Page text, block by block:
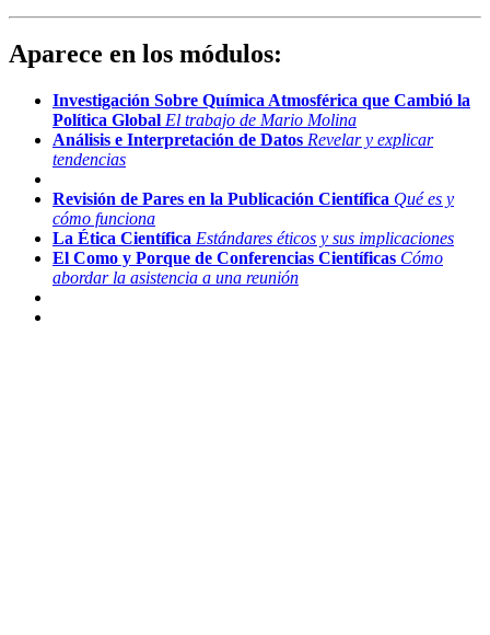
Aparece en los módulos:
Investigación Sobre Química Atmosférica que Cambió la
Política Global El trabajo de Mario Molina
Análisis e Interpretación de Datos Revelar y explicar
tendencias
Revisión de Pares en la Publicación Científica Qué es y
cómo funciona
La Ética Científica Estándares éticos y sus implicaciones
El Como y Porque de Conferencias Científicas Cómo
abordar la asistencia a una reunión